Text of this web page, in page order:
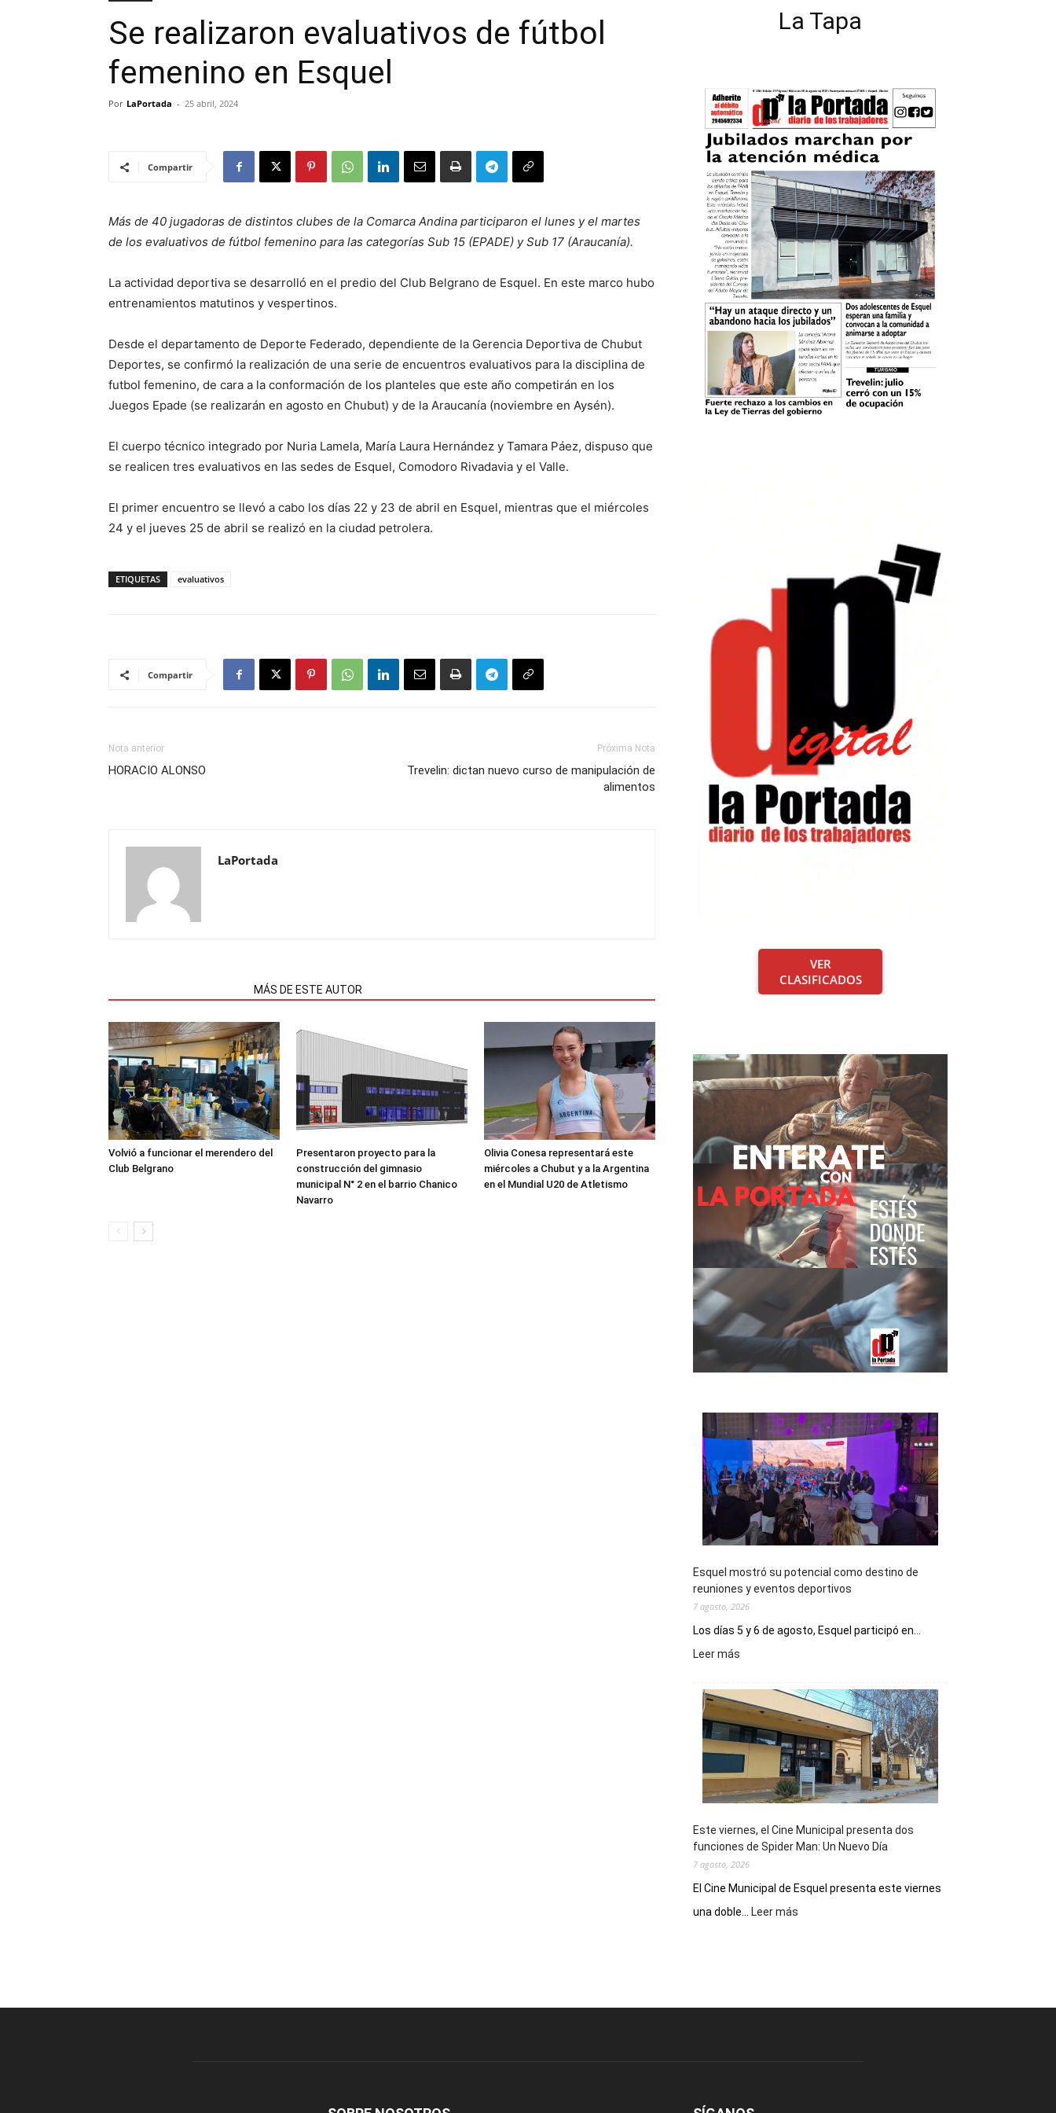
Se realizaron evaluativos de fútbol
femenino en Esquel
Por LaPortada - 25 abril, 2024
Compartir
Más de 40 jugadoras de distintos clubes de la Comarca Andina participaron el lunes y el martes
de los evaluativos de fútbol femenino para las categorías Sub 15 (EPADE) y Sub 17 (Araucanía).
La actividad deportiva se desarrolló en el predio del Club Belgrano de Esquel. En este marco hubo
entrenamientos matutinos y vespertinos.
Desde el departamento de Deporte Federado, dependiente de la Gerencia Deportiva de Chubut
Deportes, se confirmó la realización de una serie de encuentros evaluativos para la disciplina de
futbol femenino, de cara a la conformación de los planteles que este año competirán en los
Juegos Epade (se realizarán en agosto en Chubut) y de la Araucanía (noviembre en Aysén).
El cuerpo técnico integrado por Nuria Lamela, María Laura Hernández y Tamara Páez, dispuso que
se realicen tres evaluativos en las sedes de Esquel, Comodoro Rivadavia y el Valle.
El primer encuentro se llevó a cabo los días 22 y 23 de abril en Esquel, mientras que el miércoles
24 y el jueves 25 de abril se realizó en la ciudad petrolera.
ETIQUETAS evaluativos
Compartir
Nota anterior
HORACIO ALONSO
Próxima Nota
Trevelin: dictan nuevo curso de manipulación de
alimentos
LaPortada
MÁS DE ESTE AUTOR
Volvió a funcionar el merendero del
Club Belgrano
Presentaron proyecto para la
construcción del gimnasio
municipal N° 2 en el barrio Chanico
Navarro
Olivia Conesa representará este
miércoles a Chubut y a la Argentina
en el Mundial U20 de Atletismo
La Tapa
VER
CLASIFICADOS
Esquel mostró su potencial como destino de
reuniones y eventos deportivos
7 agosto, 2026
Los días 5 y 6 de agosto, Esquel participó en...
Leer más
su
potencial
como
destino
de
reuniones
y
deportivos
Este viernes, el Cine Municipal presenta dos
funciones de Spider Man: Un Nuevo Día
7 agosto, 2026
El Cine Municipal de Esquel presenta este viernes
una doble...
Leer más
presenta